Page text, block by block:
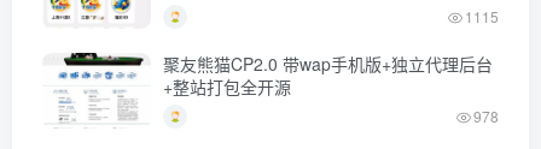
1115
聚友熊猫CP2.0 带wap手机版+独立代理后台
+整站打包全开源
978